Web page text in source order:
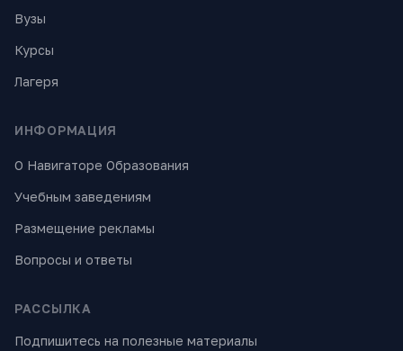
Вузы
Курсы
Лагеря
ИНФОРМАЦИЯ
О Навигаторе Образования
Учебным заведениям
Размещение рекламы
Вопросы и ответы
РАССЫЛКА
Подпишитесь на полезные материалы